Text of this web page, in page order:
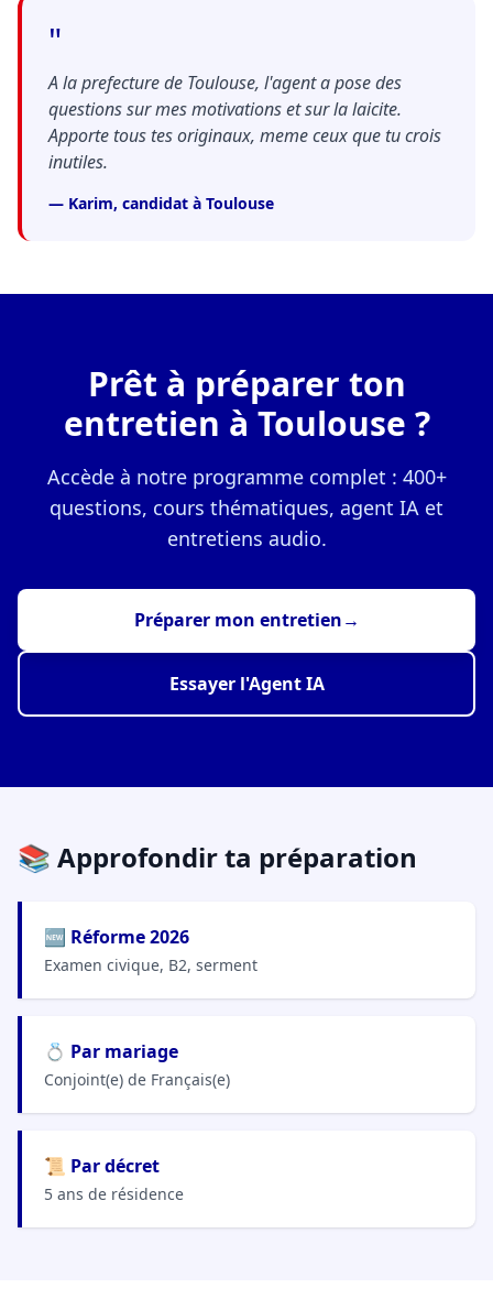
"
A la prefecture de Toulouse, l'agent a pose des
questions sur mes motivations et sur la laicite.
Apporte tous tes originaux, meme ceux que tu crois
inutiles.
— Karim, candidat à Toulouse
Prêt à préparer ton
entretien à Toulouse ?
Accède à notre programme complet : 400+
questions, cours thématiques, agent IA et
entretiens audio.
Préparer mon entretien→
Essayer l'Agent IA
📚 Approfondir ta préparation
🆕 Réforme 2026
Examen civique, B2, serment
💍 Par mariage
Conjoint(e) de Français(e)
📜 Par décret
5 ans de résidence